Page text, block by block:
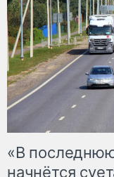
«В
начнётся